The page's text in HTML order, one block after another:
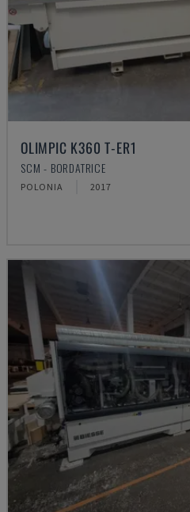
OLIMPIC K360 T-ER1
SCM - BORDATRICE
POLONIA 2017